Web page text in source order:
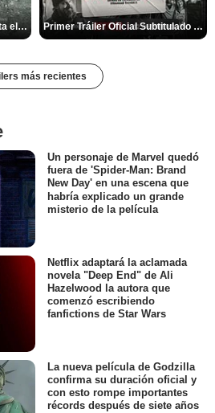
Primer Tráiler Oficial de 'Hasta el fin del mundo' Primer Tráiler Oficial Subtitulado de 'Una última aventura: Detrás de cámaras de Stranger Things 5'
más recientes
Un personaje de Marvel quedó
fuera de 'Spider-Man: Brand
New Day' en una escena que
habría explicado un grande
misterio de la película
Netflix adaptará la aclamada
novela "Deep End" de Ali
Hazelwood la autora que
comenzó escribiendo
fanfictions de Star Wars
La nueva película de Godzilla
confirma su duración oficial y
con esto rompe importantes
récords después de siete años